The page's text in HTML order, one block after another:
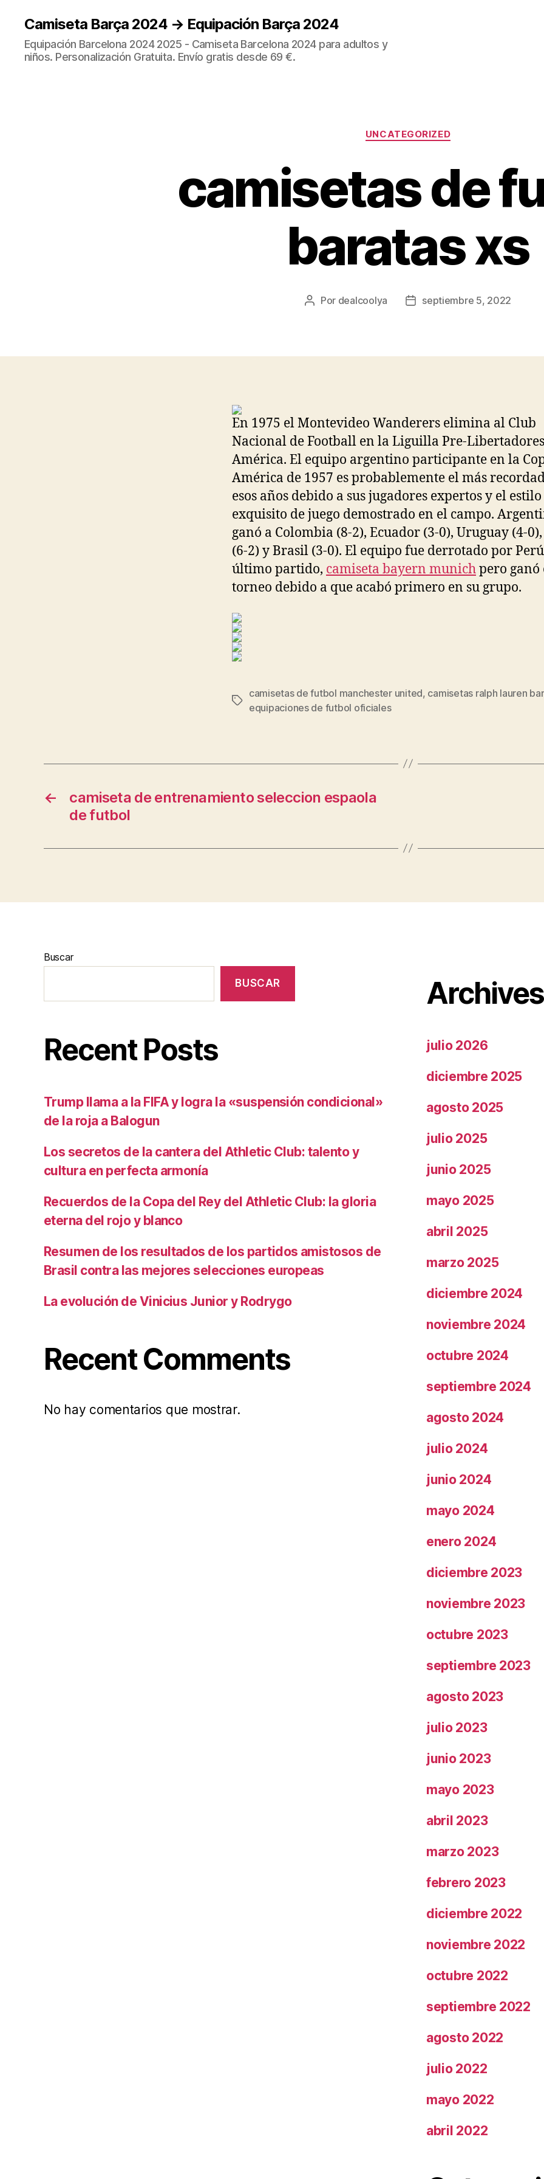
Camiseta Barça 2024 → Equipación Barça 2024
Equipación Barcelona 2024 2025 - Camiseta Barcelona 2024 para adultos y
niños. Personalización Gratuita. Envío gratis desde 69 €.
Categorías
UNCATEGORIZED
camisetas de
baratas xs
Autor
Por dealcoolya
Fechaseptiembre 5, 2022
En 1975 el Montevideo Wanderers elimina al Club
Nacional de Football en la Liguilla Pre-
América. El equipo argentino participante en la
América de 1957 es probablemente el más
esos años debido a sus jugadores expertos y el estilo
exquisito de juego demostrado en el campo.
ganó a Colombia (8-2), Ecuador (3-0), Uruguay (4-
(6-2) y Brasil (3-0). El equipo fue derrotado por
último partido, camiseta bayern munichpero ganó
torneo debido a que acabó primero en su grupo.
Etiquetas
camisetas de futbol manchester united, camisetas ralph lauren
equipaciones de futbol oficiales
←
camiseta de entrenamiento seleccion espaola
de futbol
Buscar
BUSCAR
Recent Posts
Trump llama a la FIFA y logra la «suspensión condicional»
de la roja a Balogun
Los secretos de la cantera del Athletic Club: talento y
cultura en perfecta armonía
Recuerdos de la Copa del Rey del Athletic Club: la gloria
eterna del rojo y blanco
Resumen de los resultados de los partidos amistosos de
Brasil contra las mejores selecciones europeas
La evolución de Vinicius Junior y Rodrygo
Recent Comments
No hay comentarios que mostrar.
Archives
julio 2026
diciembre 2025
agosto 2025
julio 2025
junio 2025
mayo 2025
abril 2025
marzo 2025
diciembre 2024
noviembre 2024
octubre 2024
septiembre 2024
agosto 2024
julio 2024
junio 2024
mayo 2024
enero 2024
diciembre 2023
noviembre 2023
octubre 2023
septiembre 2023
agosto 2023
julio 2023
junio 2023
mayo 2023
abril 2023
marzo 2023
febrero 2023
diciembre 2022
noviembre 2022
octubre 2022
septiembre 2022
agosto 2022
julio 2022
mayo 2022
abril 2022